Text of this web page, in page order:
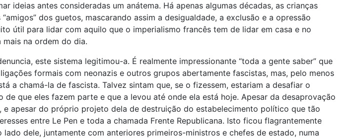
ideias antes consideradas um anátema. Há apenas algumas décadas, as crianças
dos guetos, mascarando assim a desigualdade, a exclusão e a opressão
útil para lidar com aquilo que o imperialismo francês tem de lidar em casa e no
na ordem do dia.
este sistema legitimou-a. É realmente impressionante “toda a gente saber” que
formais com neonazis e outros grupos abertamente fascistas, mas, pelo menos
a chamá-la de fascista. Talvez sintam que, se o fizessem, estariam a desafiar o
que eles fazem parte e que a levou até onde ela está hoje. Apesar da desaprovação
apesar do próprio projeto dela de destruição do estabelecimento político que tão
entre Le Pen e toda a chamada Frente Republicana. Isto ficou flagrantemente
dele, juntamente com anteriores primeiros-ministros e chefes de estado, numa